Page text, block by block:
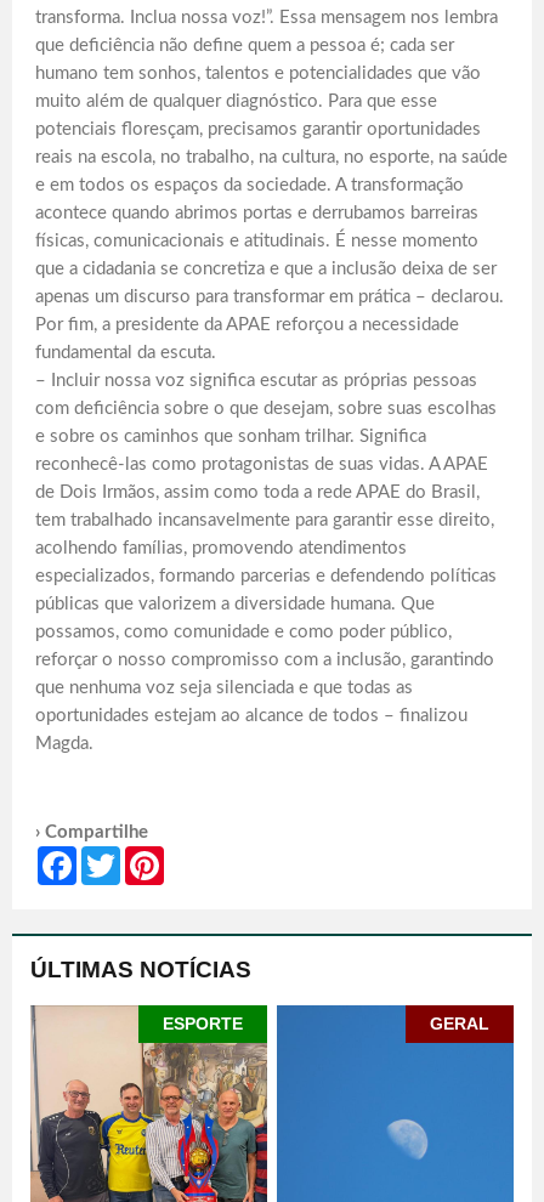
transforma. Inclua nossa voz!”. Essa mensagem nos lembra
que deficiência não define quem a pessoa é; cada ser
humano tem sonhos, talentos e potencialidades que vão
muito além de qualquer diagnóstico. Para que esse
potenciais floresçam, precisamos garantir oportunidades
reais na escola, no trabalho, na cultura, no esporte, na saúde
e em todos os espaços da sociedade. A transformação
acontece quando abrimos portas e derrubamos barreiras
físicas, comunicacionais e atitudinais. É nesse momento
que a cidadania se concretiza e que a inclusão deixa de ser
apenas um discurso para transformar em prática – declarou.
Por fim, a presidente da APAE reforçou a necessidade
fundamental da escuta.
– Incluir nossa voz significa escutar as próprias pessoas
com deficiência sobre o que desejam, sobre suas escolhas
e sobre os caminhos que sonham trilhar. Significa
reconhecê-las como protagonistas de suas vidas. A APAE
de Dois Irmãos, assim como toda a rede APAE do Brasil,
tem trabalhado incansavelmente para garantir esse direito,
acolhendo famílias, promovendo atendimentos
especializados, formando parcerias e defendendo políticas
públicas que valorizem a diversidade humana. Que
possamos, como comunidade e como poder público,
reforçar o nosso compromisso com a inclusão, garantindo
que nenhuma voz seja silenciada e que todas as
oportunidades estejam ao alcance de todos – finalizou
Magda.
› Compartilhe
Facebook
Twitter
ÚLTIMAS NOTÍCIAS
ESPORTE GERAL